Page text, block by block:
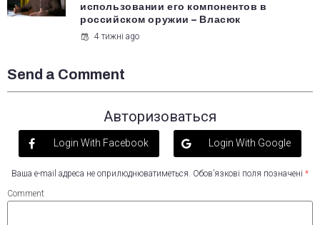
использовании его компонентов в
российском оружии – Власюк
4 тижні ago
Send a Comment
Авторизоваться
Login With Facebook Login With Google
Ваша e-mail адреса не оприлюднюватиметься. Обов’язкові поля позначені *
Comment